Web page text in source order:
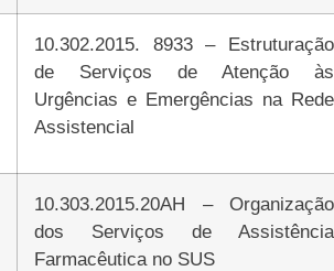
10.302.2015. 8933 – Estruturação
de Serviços de Atenção às
Urgências e Emergências na Rede
Assistencial
10.303.2015.20AH – Organização
dos Serviços de Assistência
Farmacêutica no SUS